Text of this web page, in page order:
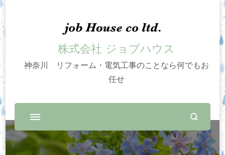
株式会社 ジョブハウス
神奈川 リフォーム・電気工事のことなら何でもお
任せ